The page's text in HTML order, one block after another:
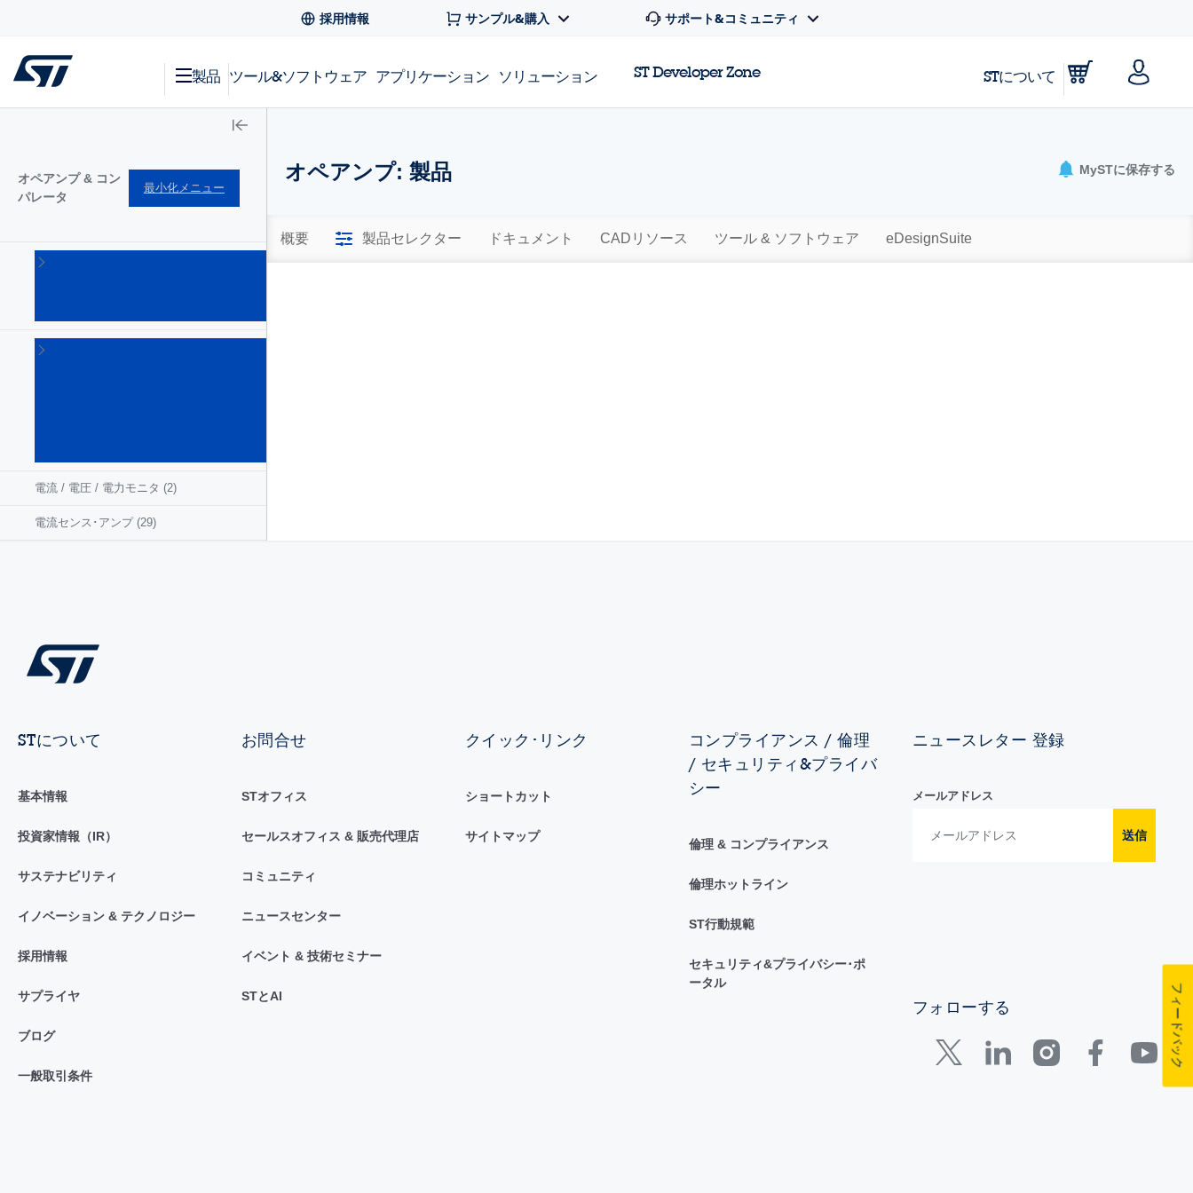
採用情報 サンプル&購入 サポート&コミュニティ
製品 ツール&ソフトウェア アプリケーション ソリューション ST Developer Zone STについて
オペアンプ & コン
パレータ
最小化メニュー
電流 / 電圧 / 電力モニタ (2)
電流センス･アンプ (29)
オペアンプ: 製品 MySTに保存する
概要 製品セレクター ドキュメント CADリソース ツール & ソフトウェア eDesignSuite
STについて
基本情報
投資家情報（IR）
サステナビリティ
イノベーション & テクノロジー
採用情報
サプライヤ
ブログ
一般取引条件
お問合せ
STオフィス
セールスオフィス & 販売代理店
コミュニティ
ニュースセンター
イベント & 技術セミナー
STとAI
クイック･リンク
ショートカット
サイトマップ
コンプライアンス / 倫理
/ セキュリティ&プライバ
シー
倫理 & コンプライアンス
倫理ホットライン
ST行動規範
セキュリティ&プライバシー･ポ
ータル
ニュースレター 登録
メールアドレス
送信
フォローする フィードバック